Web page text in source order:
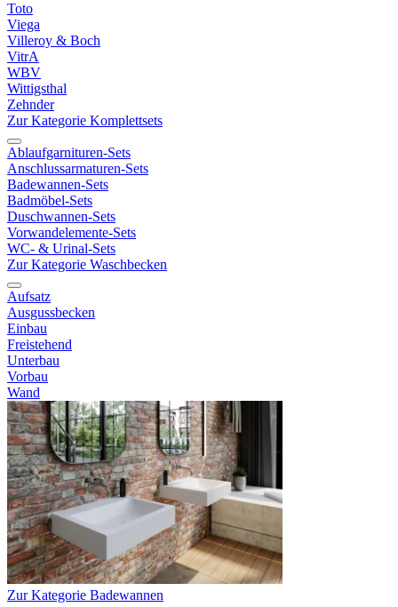
Toto
Viega
Villeroy & Boch
VitrA
WBV
Wittigsthal
Zehnder
Zur Kategorie Komplettsets
Ablaufgarnituren-Sets
Anschlussarmaturen-Sets
Badewannen-Sets
Badmöbel-Sets
Duschwannen-Sets
Vorwandelemente-Sets
WC- & Urinal-Sets
Zur Kategorie Waschbecken
Aufsatz
Ausgussbecken
Einbau
Freistehend
Unterbau
Vorbau
Wand
Zur Kategorie Badewannen